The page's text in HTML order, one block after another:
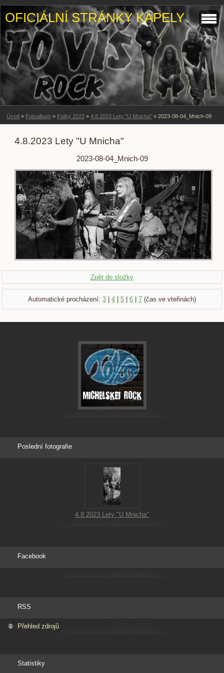
OFICIÁLNÍ STRÁNKY KAPELY
Úvod » Fotoalbum » Fotky 2023 » 4.8.2023 Lety "U Mnicha" » 2023-08-04_Mnich-09
4.8.2023 Lety "U Mnicha"
2023-08-04_Mnich-09
Zpět do složky
Automatické procházení: 3 | 4 | 5 | 6 | 7 (čas ve vteřinách)
Poslední fotografie
4.8.2023 Lety "U Mnicha"
Facebook
RSS
Přehled zdrojů
Statistiky